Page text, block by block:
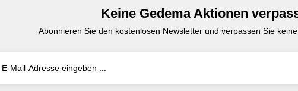
Keine Gedema Aktionen
Abonnieren Sie den kostenlosen Newsletter und verpassen Sie